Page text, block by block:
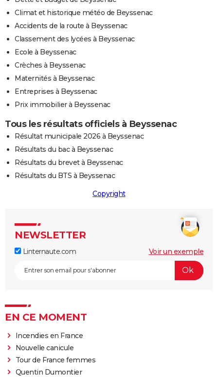
Climat et historique météo de Beyssenac
Accidents de la route à Beyssenac
Classement des lycées à Beyssenac
Ecole à Beyssenac
Crèches à Beyssenac
Maternités à Beyssenac
Entreprises à Beyssenac
Prix immobilier à Beyssenac
Tous les résultats officiels à Beyssenac
Résultat municipale 2026 à Beyssenac
Résultats du bac à Beyssenac
Résultats du brevet à Beyssenac
Résultats du BTS à Beyssenac
Copyright
NEWSLETTER
Linternaute.com Voir un exemple
EN CE MOMENT
Incendies en France
Nouvelle canicule
Tour de France femmes
Quentin Dumontier